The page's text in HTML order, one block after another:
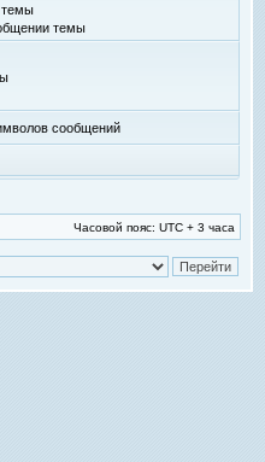
темы
темы
сообщений
Часовой пояс: UTC + 3 часа